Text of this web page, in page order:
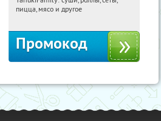
Россия
пицца, мясо и другое
Промокод